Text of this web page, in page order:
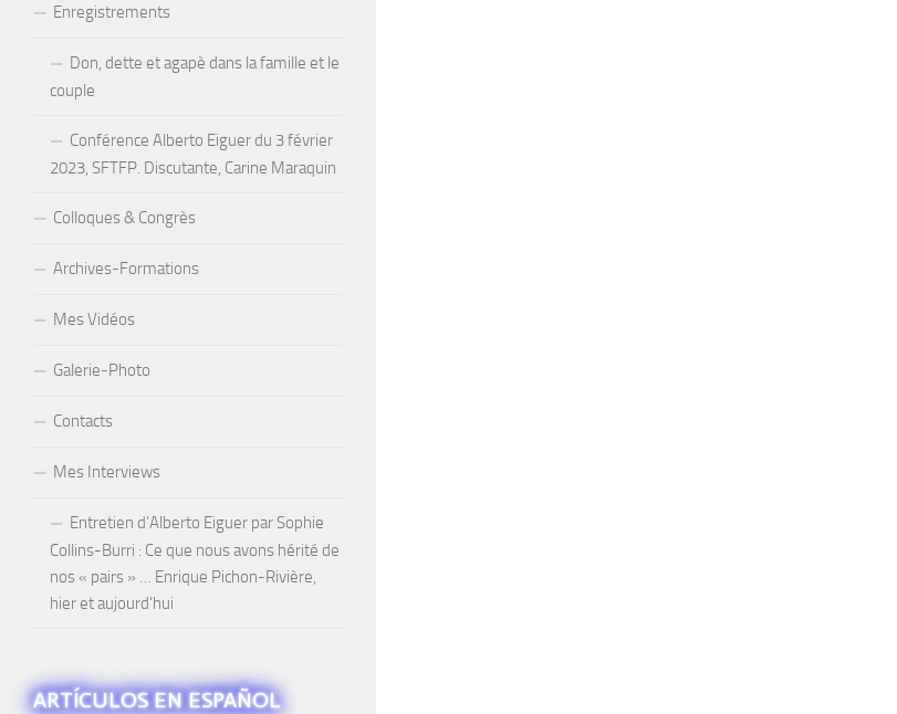
Enregistrements
Don, dette et agapè dans la famille et le
couple
Conférence Alberto Eiguer du 3 février
2023, SFTFP. Discutante, Carine Maraquin
Colloques & Congrès
Archives-Formations
Mes Vidéos
Galerie-Photo
Contacts
Mes Interviews
Entretien d’Alberto Eiguer par Sophie
Collins-Burri : Ce que nous avons hérité de
nos « pairs » … Enrique Pichon-Rivière,
hier et aujourd’hui
ARTÍCULOS EN ESPAÑOL